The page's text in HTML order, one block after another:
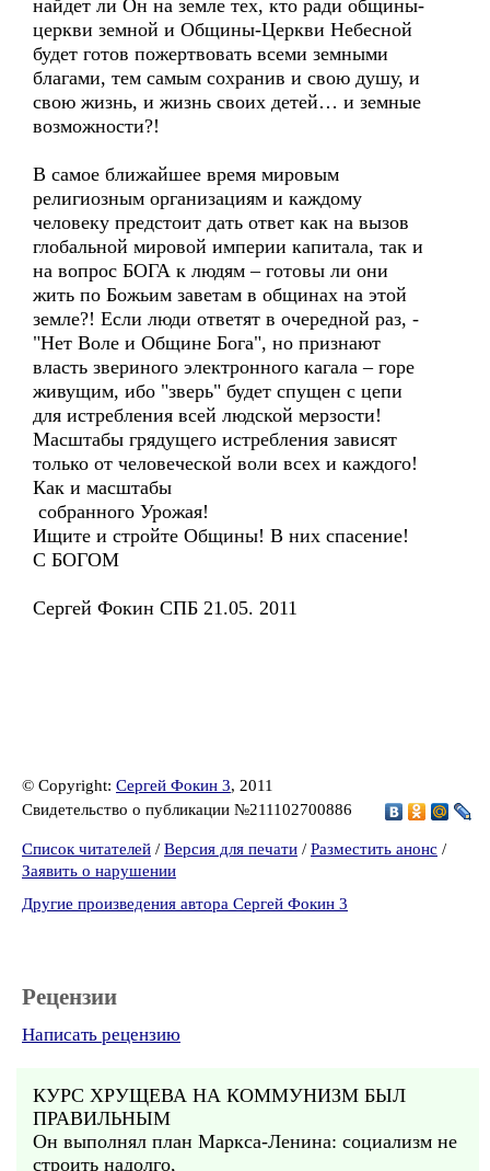
найдет ли Он на земле тех, кто ради общины-
церкви земной и Общины-Церкви Небесной
будет готов пожертвовать всеми земными
благами, тем самым сохранив и свою душу, и
свою жизнь, и жизнь своих детей… и земные
возможности?!
В самое ближайшее время мировым
религиозным организациям и каждому
человеку предстоит дать ответ как на вызов
глобальной мировой империи капитала, так и
на вопрос БОГА к людям – готовы ли они
жить по Божьим заветам в общинах на этой
земле?! Если люди ответят в очередной раз, -
"Нет Воле и Общине Бога", но признают
власть звериного электронного кагала – горе
живущим, ибо "зверь" будет спущен с цепи
для истребления всей людской мерзости!
Масштабы грядущего истребления зависят
только от человеческой воли всех и каждого!
Как и масштабы
собранного Урожая!
Ищите и стройте Общины! В них спасение!
С БОГОМ
Сергей Фокин СПБ 21.05. 2011
© Copyright: Сергей Фокин 3, 2011
Свидетельство о публикации №211102700886
Список читателей / Версия для печати / Разместить анонс /
Заявить о нарушении
Другие произведения автора Сергей Фокин 3
Рецензии
Написать рецензию
КУРС ХРУЩЕВА НА КОММУНИЗМ БЫЛ
ПРАВИЛЬНЫМ
Он выполнял план Маркса-Ленина: социализм не
строить надолго,